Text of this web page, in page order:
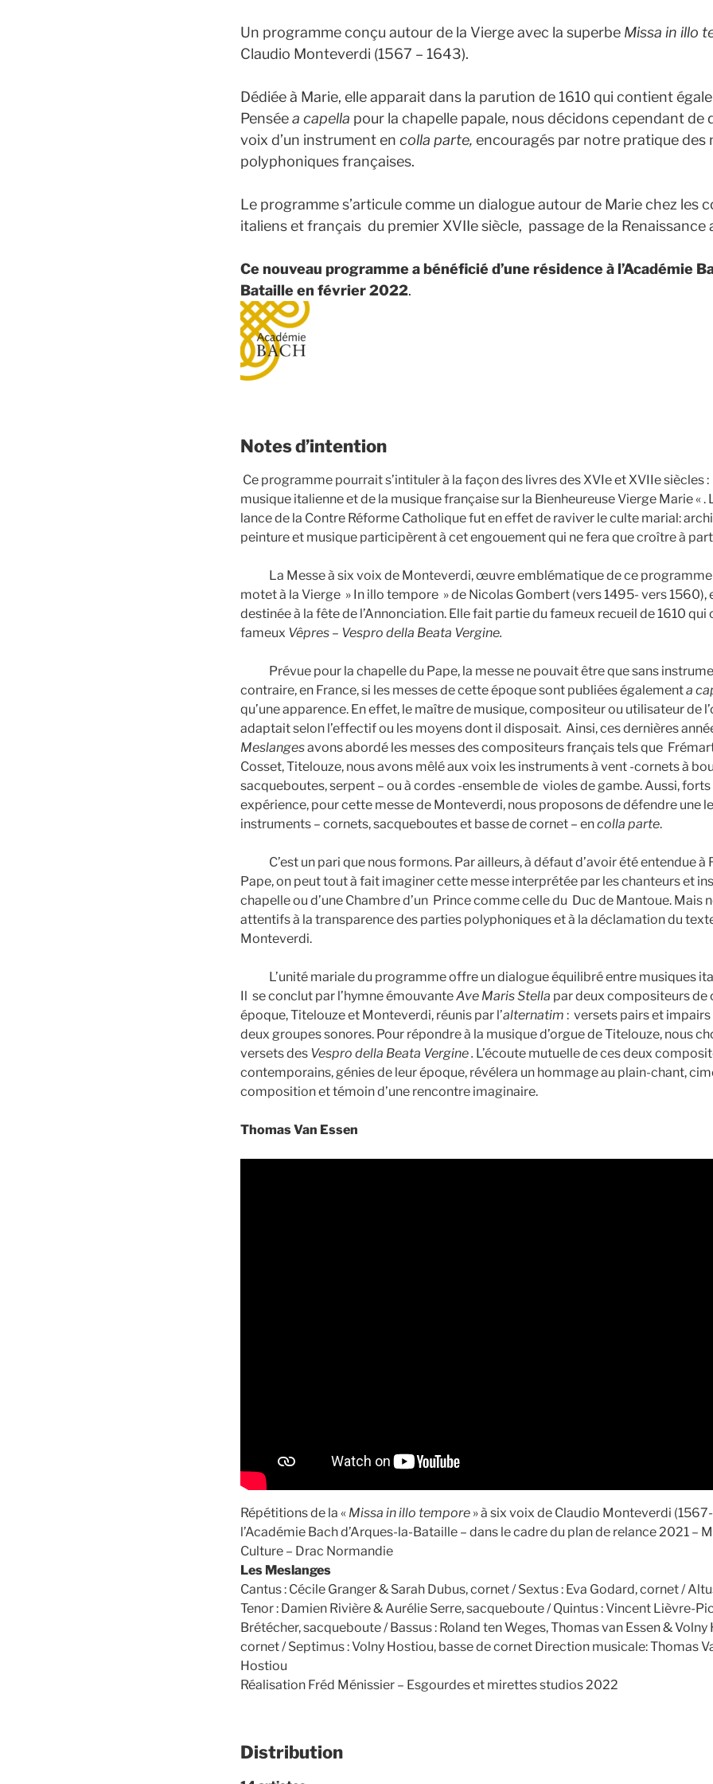
Un programme conçu autour de la Vierge avec la superbe Missa in illo
Claudio Monteverdi (1567 – 1643).
Dédiée à Marie, elle apparait dans la parution de 1610 qui contient
Penséea capella pour la chapelle papale, nous décidons cependant de
voix d’un instrument en colla parte, encouragés par notre pratique des
polyphoniques françaises.
Le programme s’articule comme un dialogue autour de Marie chez les
italiens et français du premier XVIIe siècle, passage de la Renaissance
Ce nouveau programme a bénéficié d’une résidence à l’Académie
Bataille en février 2022.
Notes d’intention
Ce programme pourrait s’intituler à la façon des livres des XVIe et XVIIe siècles :
musique italienne et de la musique française sur la Bienheureuse Vierge Marie « .
lance de la Contre Réforme Catholique fut en effet de raviver le culte marial:
peinture et musique participèrent à cet engouement qui ne fera que croître à
La Messe à six voix de Monteverdi, œuvre emblématique de ce programme
motet à la Vierge » In illo tempore » de Nicolas Gombert (vers 1495- vers
destinée à la fête de l’Annonciation. Elle fait partie du fameux recueil de 1610 qui
fameux Vêpres – Vespro della Beata Vergine.
Prévue pour la chapelle du Pape, la messe ne pouvait être que sans
contraire, en France, si les messes de cette époque sont publiées égalementa
qu’une apparence. En effet, le maître de musique, compositeur ou utilisateur de
adaptait selon l’effectif ou les moyens dont il disposait. Ainsi, ces dernières
Meslangesavons abordé les messes des compositeurs français tels que
Cosset, Titelouze, nous avons mêlé aux voix les instruments à vent -cornets à
sacqueboutes, serpent – ou à cordes -ensemble de violes de gambe. Aussi,
expérience, pour cette messe de Monteverdi, nous proposons de défendre une
instruments – cornets, sacqueboutes et basse de cornet – encolla parte.
C’est un pari que nous formons. Par ailleurs, à défaut d’avoir été entendue à
Pape, on peut tout à fait imaginer cette messe interprétée par les chanteurs et
chapelle ou d’une Chambre d’un Prince comme celle du Duc de Mantoue. Mais
attentifs à la transparence des parties polyphoniques et à la déclamation du
Monteverdi.
L’unité mariale du programme offre un dialogue équilibré entre musiques
Il se conclut par l’hymne émouvanteAve Maris Stella par deux compositeurs de
époque, Titelouze et Monteverdi, réunis par l’alternatim : versets pairs et
deux groupes sonores. Pour répondre à la musique d’orgue de Titelouze, nous
versets des Vespro della Beata Vergine . L’écoute mutuelle de ces deux
contemporains, génies de leur époque, révélera un hommage au plain-chant,
composition et témoin d’une rencontre imaginaire.
Thomas Van Essen
Répétitions de la « Missa in illo tempore » à six voix de Claudio Monteverdi
l’Académie Bach d’Arques-la-Bataille – dans le cadre du plan de relance 2021 –
Culture – Drac Normandie
Les Meslanges
Cantus : Cécile Granger & Sarah Dubus, cornet / Sextus : Eva Godard, cornet /
Tenor : Damien Rivière & Aurélie Serre, sacqueboute / Quintus : Vincent Lièvre-
Brétécher, sacqueboute / Bassus : Roland ten Weges, Thomas van Essen &
cornet / Septimus : Volny Hostiou, basse de cornet Direction musicale: Thomas
Hostiou
Réalisation Fréd Ménissier – Esgourdes et mirettes studios 2022
Distribution